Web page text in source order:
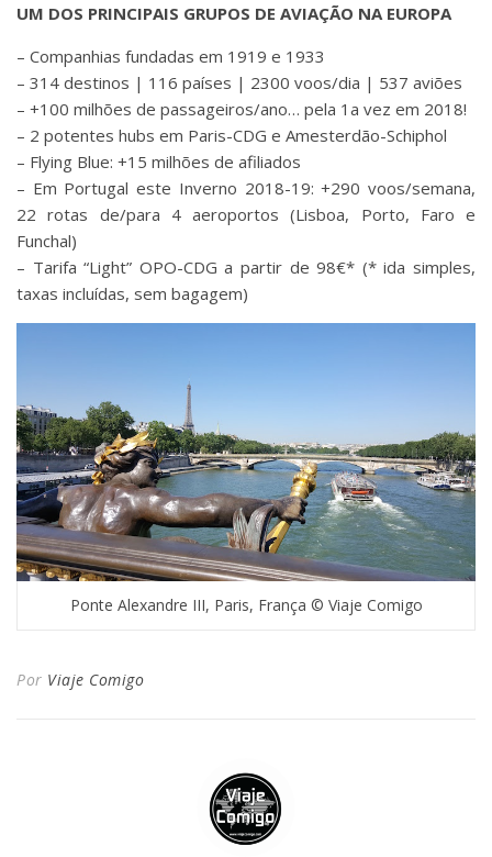
UM DOS PRINCIPAIS GRUPOS DE AVIAÇÃO NA EUROPA
– Companhias fundadas em 1919 e 1933
– 314 destinos | 116 países | 2300 voos/dia | 537 aviões
– +100 milhões de passageiros/ano… pela 1a vez em 2018!
– 2 potentes hubs em Paris-CDG e Amesterdão-Schiphol
– Flying Blue: +15 milhões de afiliados
– Em Portugal este Inverno 2018-19: +290 voos/semana,
22 rotas de/para 4 aeroportos (Lisboa, Porto, Faro e
Funchal)
– Tarifa “Light” OPO-CDG a partir de 98€* (* ida simples,
taxas incluídas, sem bagagem)
Ponte Alexandre III, Paris, França © Viaje Comigo
Por Viaje Comigo